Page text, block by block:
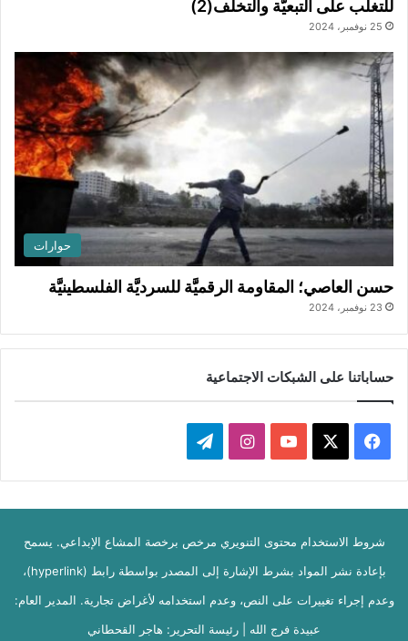
للتغلُّب على التبعيَّة والتخلُّف(2)
25 نوفمبر، 2024
حوارات
حسن العاصي؛ المقاومة الرقميَّة للسرديَّة الفلسطينيَّة
23 نوفمبر، 2024
حساباتنا على الشبكات الاجتماعية
فيسبوك ‫YouTubeانستقرامتيلقرام
شروط الاستخدام محتوى التنويري مرخص برخصة المشاع الإبداعي. يسمح
بإعادة نشر المواد بشرط الإشارة إلى المصدر بواسطة رابط (hyperlink)،
وعدم إجراء تغييرات على النص، وعدم استخدامه لأغراض تجارية. المدير العام:
عبيدة فرج الله | رئيسة التحرير: هاجر القحطاني